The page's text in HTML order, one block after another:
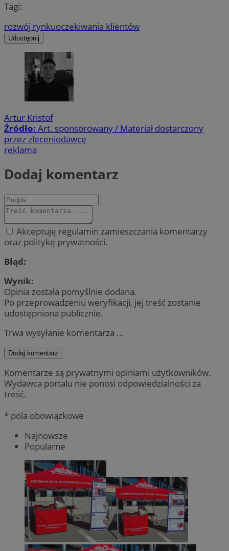
Tagi:
rozwój rynkuoczekiwania klientów
Udostępnij
Artur Kristof
Źródło: Art. sponsorowany / Materiał dostarczony
przez zleceniodawcę
reklama
Dodaj komentarz
Akceptuję regulamin zamieszczania komentarzy
oraz politykę prywatności.
Błąd:
Wynik:
Opinia została pomyślnie dodana.
Po przeprowadzeniu weryfikacji, jej treść zostanie
udostępniona publicznie.
Trwa wysyłanie komentarza ...
Dodaj komentarz
Komentarze są prywatnymi opiniami użytkowników.
Wydawca portalu nie ponosi odpowiedzialności za
treść.
* pola obowiązkowe
Najnowsze
Popularne